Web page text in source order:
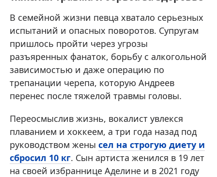
В семейной жизни певца хватало серьезных
испытаний и опасных поворотов. Супругам
пришлось пройти через угрозы
разъяренных фанаток, борьбу с алкогольной
зависимостью и даже операцию по
трепанации черепа, которую Андреев
перенес после тяжелой травмы головы.
Переосмыслив жизнь, вокалист увлекся
плаванием и хоккеем, а три года назад под
руководством жены сел на строгую диету и
сбросил 10 кг. Сын артиста женился в 19 лет
на своей избраннице Аделине и в 2021 году